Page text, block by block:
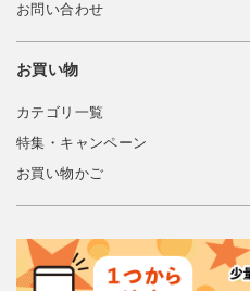
お問い合わせ
お買い物
カテゴリ一覧
特集・キャンペーン
お買い物かご